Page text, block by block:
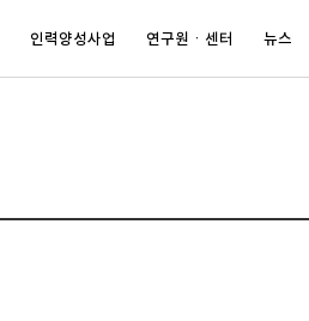
인력양성사업 연구원ㆍ센터 뉴스